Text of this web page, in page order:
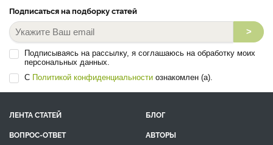
Подписаться на подборку статей
>
Подписываясь на рассылку, я соглашаюсь на обработку моих
персональных данных.
С Политикой конфиденциальности ознакомлен (а).
ЛЕНТА СТАТЕЙ
БЛОГ
ВОПРОС-ОТВЕТ
АВТОРЫ